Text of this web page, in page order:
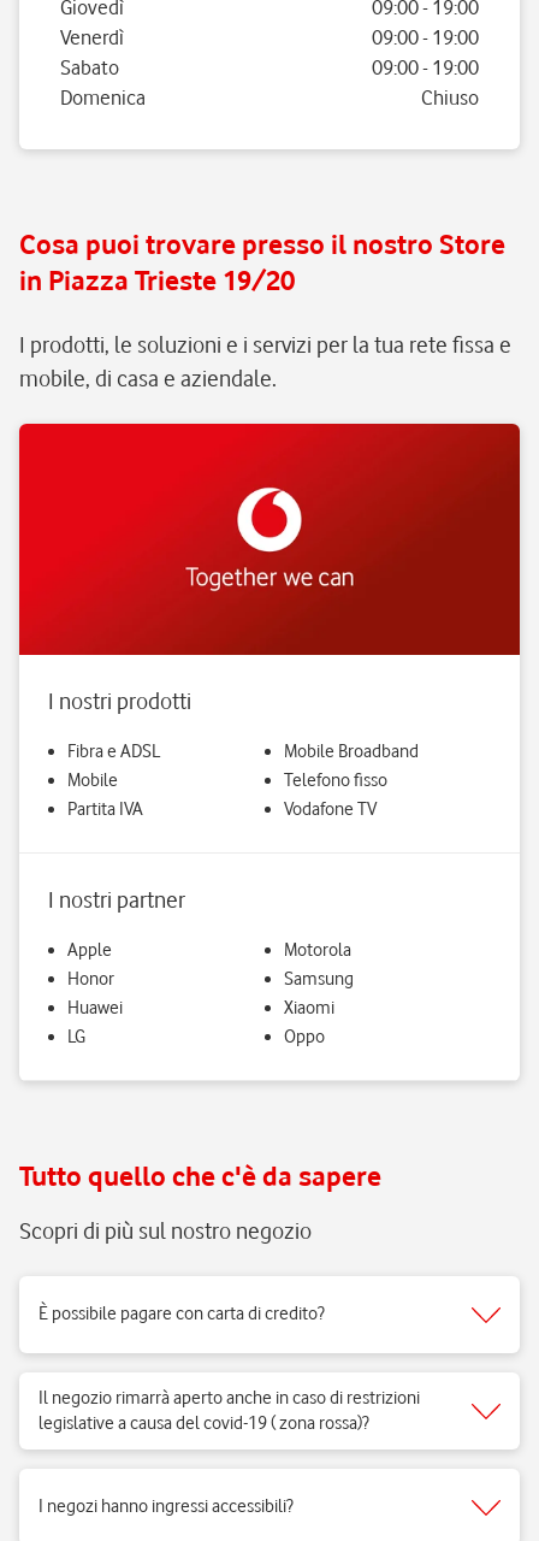
Giovedì 09:00- 19:00
Venerdì
09:00- 19:00
Sabato
09:00- 19:00
Domenica
Chiuso
Cosa puoi trovare presso il nostro Store
in Piazza Trieste 19/20
I prodotti, le soluzioni e i servizi per la tua rete fissa e
mobile, di casa e aziendale.
I nostri prodotti
Fibra e ADSL
Mobile
Partita IVA
Mobile Broadband
Telefono fisso
Vodafone TV
I nostri partner
Apple
Honor
Huawei
LG
Motorola
Samsung
Xiaomi
Oppo
Tutto quello che c'è da sapere
Scopri di più sul nostro negozio
È possibile pagare con carta di credito?
Il negozio rimarrà aperto anche in caso di restrizioni
legislative a causa del covid-19 ( zona rossa)?
I negozi hanno ingressi accessibili?